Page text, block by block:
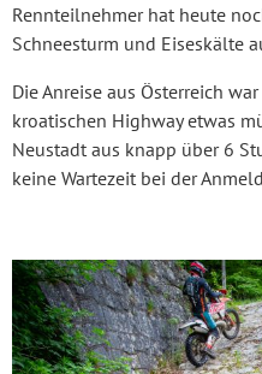
Rennteilnehmer hat heute
Schneesturm und Eiseskälte
Die Anreise aus Österreich
kroatischen Highway etwas
Neustadt aus knapp über 6
keine Wartezeit bei der